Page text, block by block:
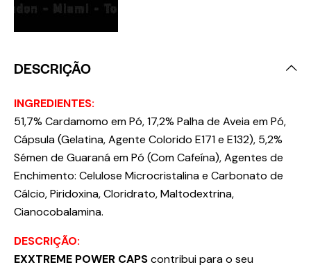
DESCRIÇÃO
INGREDIENTES:
51,7% Cardamomo em Pó, 17,2% Palha de Aveia em Pó,
Cápsula (Gelatina, Agente Colorido E171 e E132), 5,2%
Sémen de Guaraná em Pó (Com Cafeína), Agentes de
Enchimento: Celulose Microcristalina e Carbonato de
Cálcio, Piridoxina, Cloridrato, Maltodextrina,
Cianocobalamina.
DESCRIÇÃO:
EXXTREME POWER CAPScontribui para o seu